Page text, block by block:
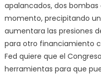
apalancados, dos
momento, precipitando
aumentara las presiones
para otro financiamiento
Fed quiere que el
herramientas para que